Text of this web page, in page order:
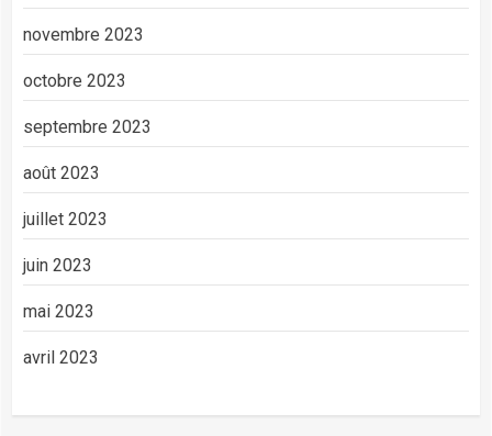
novembre 2023
octobre 2023
septembre 2023
août 2023
juillet 2023
juin 2023
mai 2023
avril 2023